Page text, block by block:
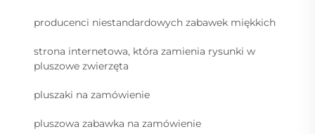
producenci niestandardowych zabawek miękkich
strona internetowa, która zamienia rysunki w
pluszowe zwierzęta
pluszaki na zamówienie
pluszowa zabawka na zamówienie